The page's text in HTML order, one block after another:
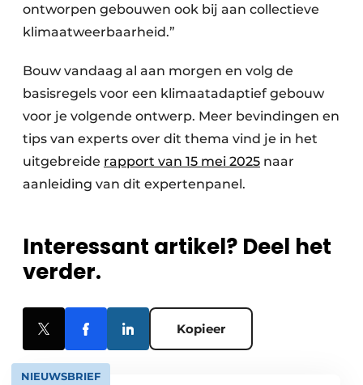
ontworpen gebouwen ook bij aan collectieve
klimaatweerbaarheid.”
Bouw vandaag al aan morgen en volg de
basisregels voor een klimaatadaptief gebouw
voor je volgende ontwerp. Meer bevindingen en
tips van experts over dit thema vind je in het
uitgebreide rapport van 15 mei 2025 naar
aanleiding van dit expertenpanel.
Interessant artikel? Deel het
verder.
Kopieer
NIEUWSBRIEF